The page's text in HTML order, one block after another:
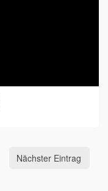
Nächster Eintrag